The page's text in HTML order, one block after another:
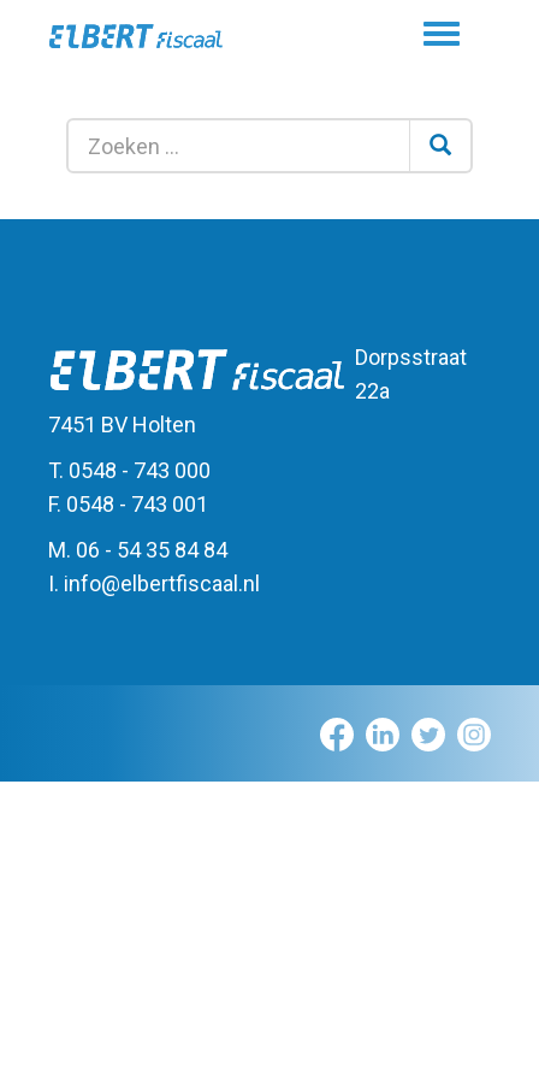
Toggle
Dorpsstraat
22a
7451 BV Holten
T. 0548 - 743 000
F. 0548 - 743 001
M. 06 - 54 35 84 84
I. info@elbertfiscaal.nl